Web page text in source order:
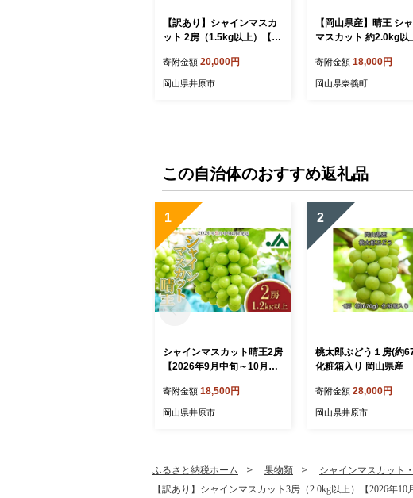
【訳あり】シャインマスカ
ット 2房（1.5kg以上）【20
送予定】（星のさと・ぶど
う工房）
寄附金額 20,000円
岡山県井原市
【岡山県産】晴王 シ
マスカット 約2.0kg以
月下旬発送予定】 マス
ト ぶどう ブドウ 葡萄
寄附金額 18,000円
岡山県奈義町
この自治体のおすすめ返礼品
1
シャインマスカット晴王2房
【2026年9月中旬～10月下
館）
寄附金額 18,500円
岡山県井原市
2
桃太郎ぶどう１房(約
化粧箱入り 岡山県産
寄附金額 28,000円
岡山県井原市
ふるさと納税ホーム 果物類
シャインマスカット
【訳あり】シャインマスカット3房（2.0kg以上）【2026年